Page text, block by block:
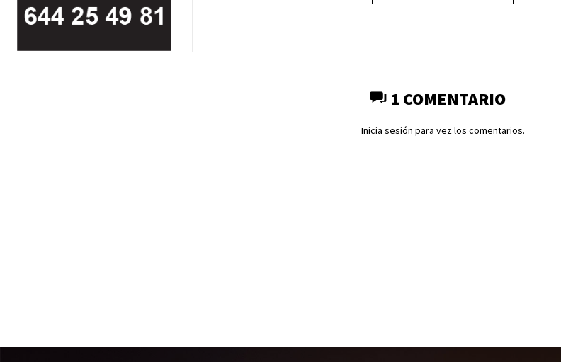
1 COMENTARIO
Inicia sesión para vez los comentarios.